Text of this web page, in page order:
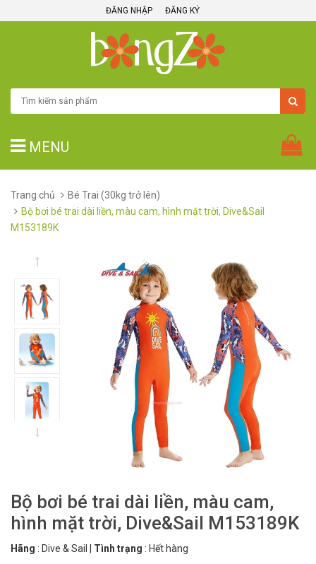
ĐĂNG NHẬP ĐĂNG KÝ
MENU
Trang chủ
Bé Trai (30kg trở lên)
Bộ bơi bé trai dài liền, màu cam, hình mặt trời, Dive&Sail
M153189K
Bộ bơi bé trai dài liền, màu cam,
hình mặt trời, Dive&Sail M153189K
Hãng : Dive & Sail Tình trạng : Hết hàng